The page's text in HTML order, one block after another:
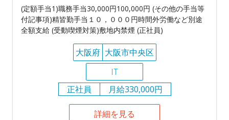
(定額手当1)職務手当30,000円100,000円 (その他の手当等
付記事項)精皆勤手当１０，０００円時間外労働など別途
全額支給 (受動喫煙対策)敷地内禁煙 (正社員)
大阪府 大阪市中央区
IT
正社員
月給330,000円
詳細を見る